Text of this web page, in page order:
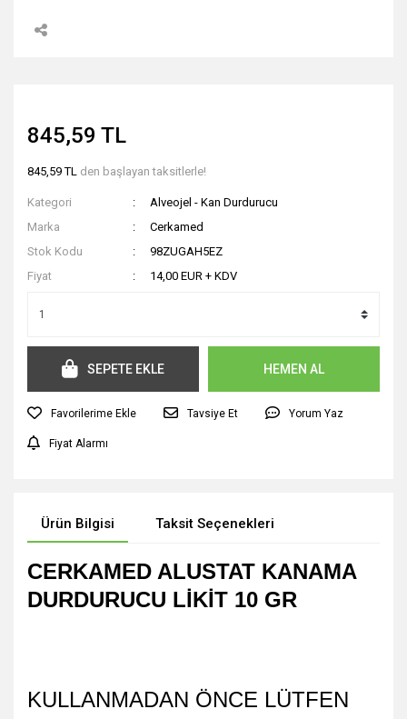
845,59 TL
845,59 TL den başlayan taksitlerle!
Kategori
Alveojel - Kan Durdurucu
Marka
Cerkamed
Stok Kodu
98ZUGAH5EZ
Fiyat
14,00 EUR + KDV
SEPETE EKLE HEMEN AL
Tavsiye Et Yorum Yaz
Fiyat Alarmı
Ürün Bilgisi Taksit Seçenekleri
CERKAMED ALUSTAT KANAMA
DURDURUCU LİKİT 10 GR
KULLANMADAN ÖNCE LÜTFEN